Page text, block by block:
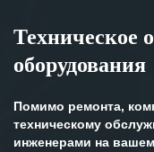
Техническое
оборудования
Помимо ремонта,
техническому
инженерами на